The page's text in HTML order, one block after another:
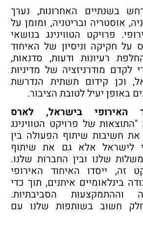
בשנתיים האחרונות, נערך
אוסטריה ובריטניה, ומומן על
פרויקט הטווינינג בנושאי
על חקיקה וניסיון של האיחוד
רעיונות ודעות, סדנאות,
לקדם מודרניזציה של מדיניות
וכן קידום תשתית הנדרשת
באופן יעיל לטובת הציבור.
האירופי בישראל, לארס
"התוצאות של פרויקט הטווינינג
חשיבות שיתוף הפעולה בין
לישראל אלא גם את שיתוף
שלנו ובין החברות שלנו.
זה, ייסדו האיחוד האירופי
בינלאומיים איתנים, תוך כדי
וההתמקצעות הסביבתיות.
חלק חשוב בשותפות שלנו עם